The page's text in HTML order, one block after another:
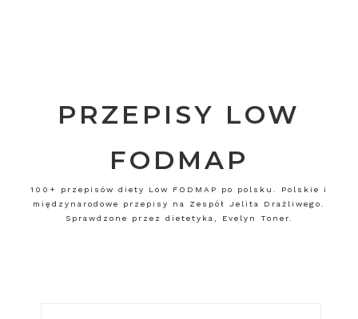
PRZEPISY LOW
FODMAP
100+ przepisów diety Low FODMAP po polsku. Polskie i
międzynarodowe przepisy na Zespół Jelita Drażliwego.
Sprawdzone przez dietetyka, Evelyn Toner.